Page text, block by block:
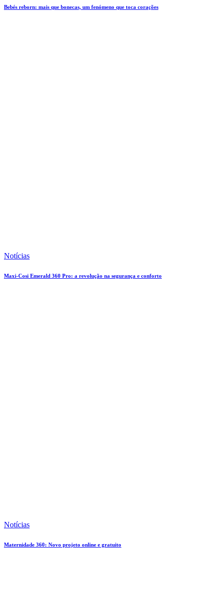
Bebés reborn: mais que bonecas, um fenómeno que toca corações
Notícias
Maxi-Cosi Emerald 360 Pro: a revolução na segurança e conforto
Notícias
Maternidade 360: Novo projeto online e gratuito